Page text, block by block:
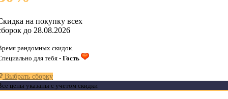
на покупку всех
до 28.08.2026
рандомных скидок.
для тебя - Гость
Выбрать сборку
цены указаны с учетом скидки